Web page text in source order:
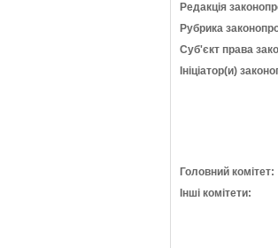
Редакція
Рубрика
Суб'єкт права
Ініціатор(и)
Головний комітет:
Інші комітети: